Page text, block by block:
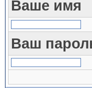
Ваше имя
Ваш